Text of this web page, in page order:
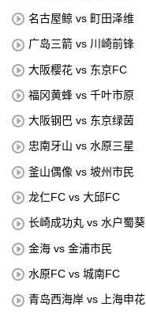
名古屋鲸 vs 町田泽维
广岛三箭 vs 川崎前锋
大阪樱花 vs 东京FC
福冈黄蜂 vs 千叶市原
大阪钢巴 vs 东京绿茵
忠南牙山 vs 水原三星
釜山偶像 vs 坡州市民
龙仁FC vs 大邱FC
长崎成功丸 vs 水户蜀葵
金海 vs 金浦市民
水原FC vs 城南FC
青岛西海岸 vs 上海申花